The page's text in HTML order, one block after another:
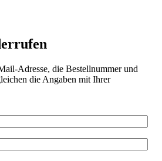
Adresse, die Bestellnummer und
die Angaben mit Ihrer